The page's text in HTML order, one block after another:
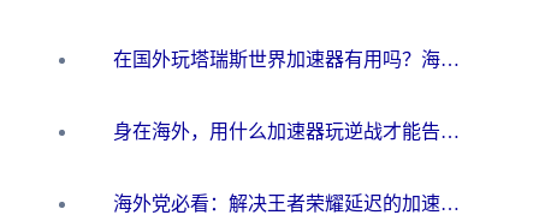
在国外玩塔瑞斯世界加速器有用吗？海外玩家亲测后的真实答案
身在海外，用什么加速器玩逆战才能告别延迟？
海外党必看：解决王者荣耀延迟的加速器终极指南——从EVE到猫和老鼠，一个工具全搞定